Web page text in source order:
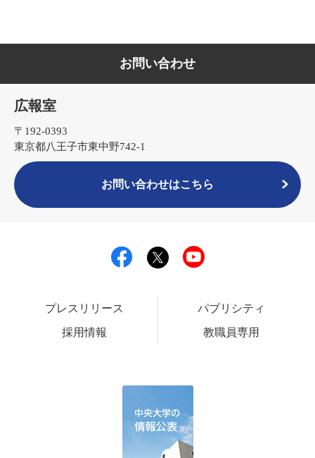
お問い合わせ
広報室
〒192-0393
東京都八王子市東中野742-1
お問い合わせはこちら
プレスリリース
パブリシティ
採用情報
教職員専用